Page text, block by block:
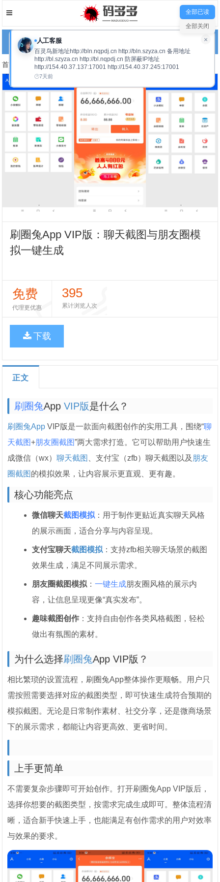
网站导航
首页 免费软件 正文
刷圈兔App VIP版：聊天截图与朋友圈模
拟一键生成
免费
代理更优惠
395
累计浏览人次
下载
正文
刷圈兔AppVIP版是什么？
刷圈兔App VIP版是一款面向截图创作的实用工具，围绕“聊
天截图+朋友圈截图”两大需求打造。它可以帮助用户快速生
成微信（wx）聊天截图 、支付宝（zfb）聊天截图以及 朋友
圈截图 的模拟效果，让内容展示更直观、更有趣。
核心功能亮点
微信聊天截图模拟 ：用于制作更贴近真实聊天风格
的展示画面，适合分享与内容呈现。
支付宝聊天截图模拟 ：支持zfb相关聊天场景的截图
效果生成，满足不同展示需求。
朋友圈截图模拟 ：一键生成朋友圈风格的展示内
容，让信息呈现更像“真实发布”。
趣味截图创作 ：支持自由创作各类风格截图，轻松
做出有氛围的素材。
为什么选择刷圈兔App VIP版？
相比繁琐的设置流程，刷圈兔App整体操作更顺畅。用户只
需按照需要选择对应的截图类型，即可快速生成符合预期的
模拟截图。无论是日常制作素材、社交分享，还是微商场景
下的展示需求，都能让内容更高效、更省时间。
上手更简单
不需要复杂步骤即可开始创作。打开刷圈兔App VIP版后，
选择你想要的截图类型，按需求完成生成即可。整体流程清
晰，适合新手快速上手，也能满足有创作需求的用户对效率
与效果的要求。
全部已读
全部关闭
人工客服
百灵鸟新地址http://bln.nqpdj.cn http://bln.szyza.cn 备用地址
http://bl.szyza.cn http://bl.nqpdj.cn 防屏蔽IP地址
http://154.40.37.137:17001 http://154.40.37.245:17001
7天前
×